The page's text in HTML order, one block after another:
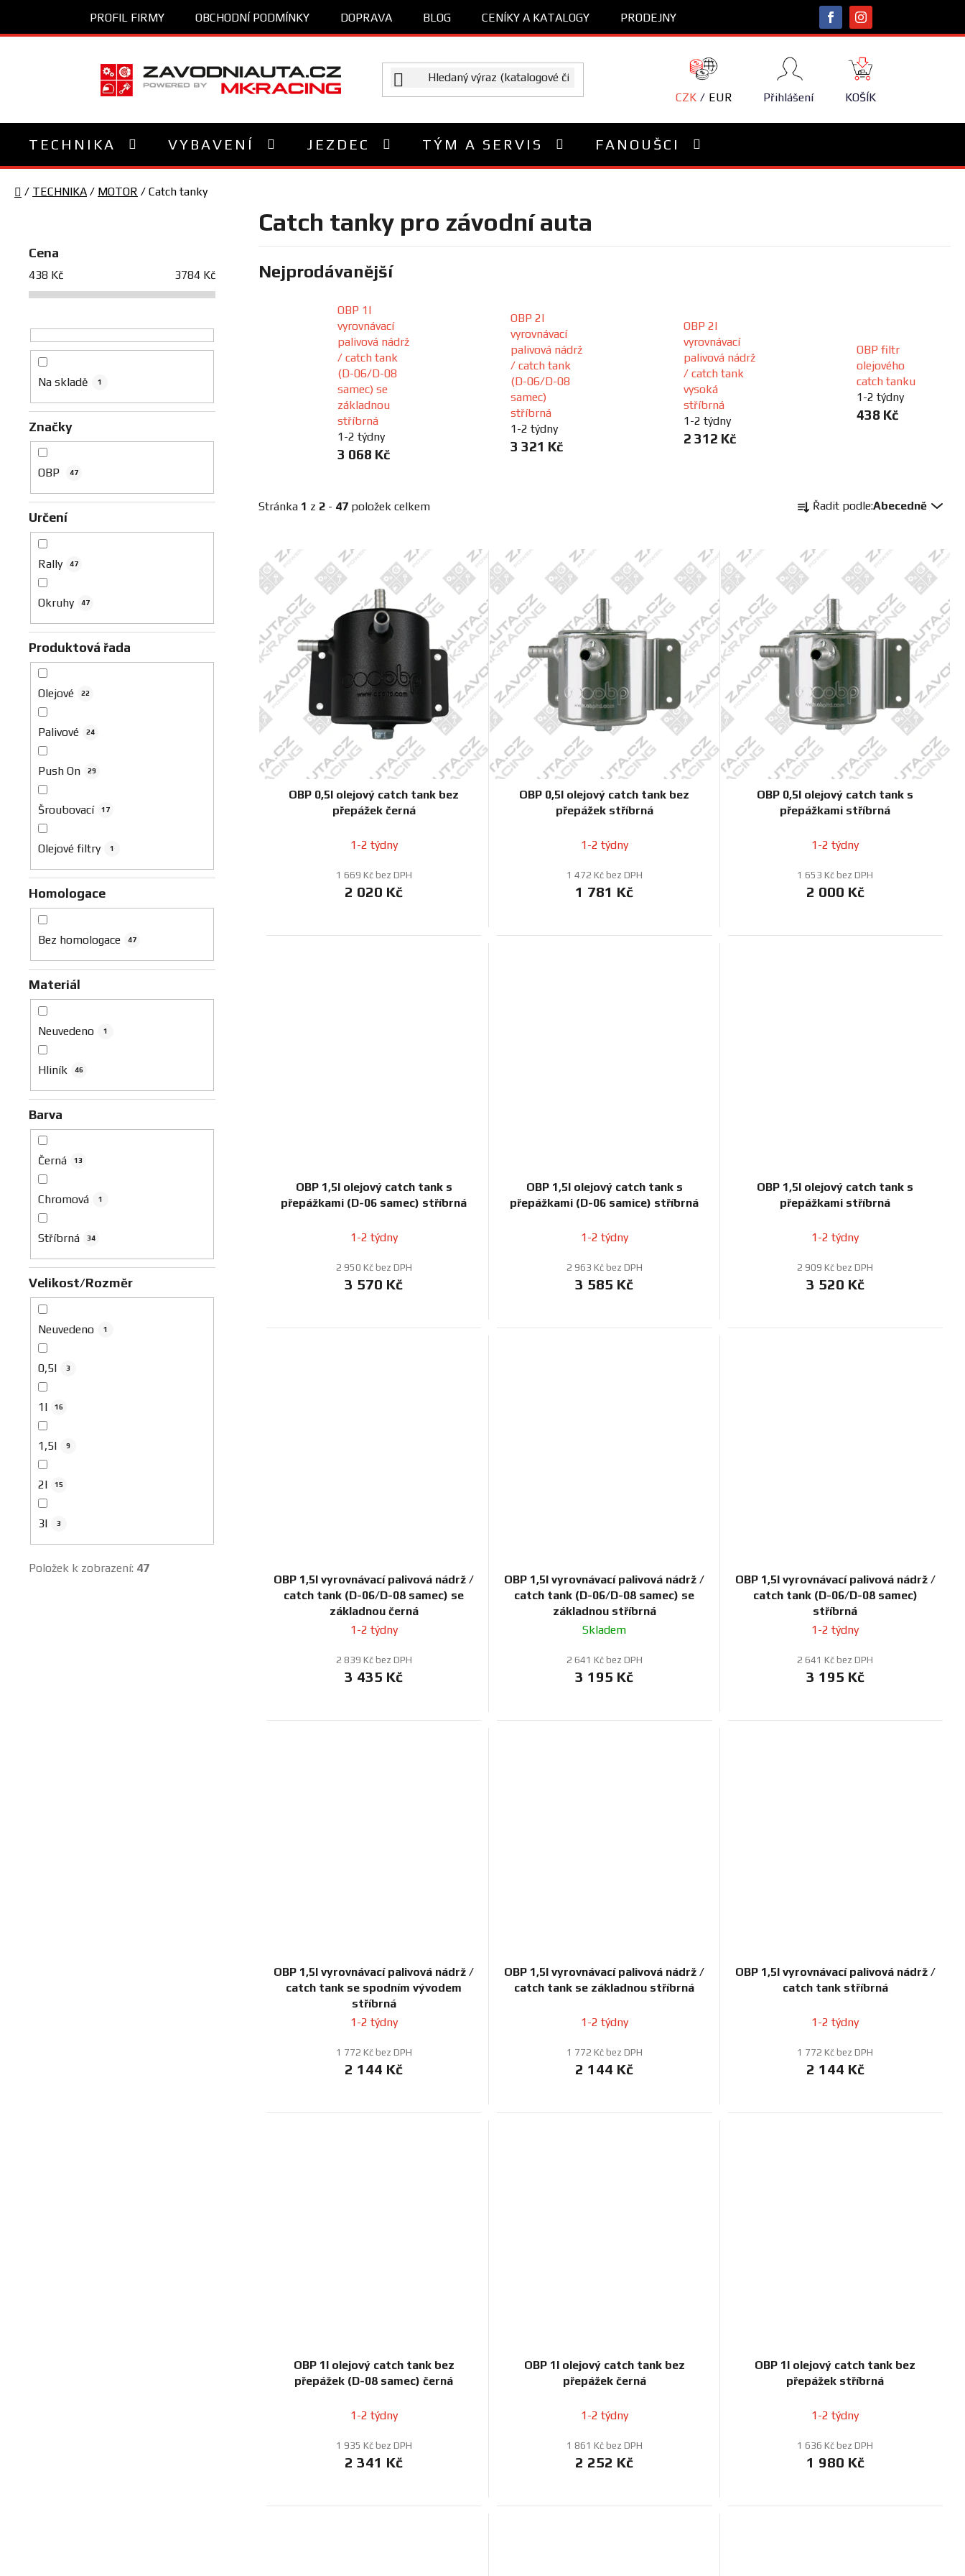
obsah
PROFIL FIRMY OBCHODNÍ PODMÍNKY DOPRAVA BLOG CENÍKY A KATALOGY PRODEJNY
CZK EUR Přihlášení
NÁKUPNÍ
KOŠÍK
KOŠÍK
TECHNIKA VYBAVENÍ JEZDEC TÝM A SERVIS FANOUŠCI
Domů
/ TECHNIKA / MOTOR / Catch tanky
Cena
438 Kč 3784 Kč
Na skladě 1
Značky
OBP 47
Určení
Rally 47
Okruhy 47
Produktová řada
Olejové 22
Palivové 24
Push On 29
Šroubovací 17
Olejové filtry 1
Homologace
Bez homologace 47
Materiál
Neuvedeno 1
Hliník 46
Barva
Černá 13
Chromová 1
Stříbrná 34
Velikost/Rozměr
Neuvedeno 1
0,5l 3
1l 16
1,5l 9
2l 15
3l 3
Položek k zobrazení: 47
Catch tanky pro závodní auta
Nejprodávanější
OBP 1l
vyrovnávací
palivová nádrž
/ catch tank
(D-06/D-08
samec) se
základnou
stříbrná
1-2 týdny
3 068 Kč
OBP 2l
vyrovnávací
palivová nádrž
/ catch tank
(D-06/D-08
samec)
stříbrná
1-2 týdny
3 321 Kč
OBP 2l
vyrovnávací
palivová nádrž
/ catch tank
vysoká
stříbrná
1-2 týdny
2 312 Kč
OBP filtr
olejového
catch tanku
1-2 týdny
438 Kč
Stránka 1 z 2 - 47 položek celkem
a
e
n
í
r
o
d
u
k
t
ů
Řadit podle:Abecedně
ý
p
s
p
r
d
u
k
t
ů
OBP 0,5l olejový catch tank bez
přepážek černá
1-2 týdny
1 669 Kč bez DPH
2 020 Kč
OBP 0,5l olejový catch tank bez
přepážek stříbrná
1-2 týdny
1 472 Kč bez DPH
1 781 Kč
OBP 0,5l olejový catch tank s
přepážkami stříbrná
1-2 týdny
1 653 Kč bez DPH
2 000 Kč
OBP 1,5l olejový catch tank s
přepážkami (D-06 samec) stříbrná
1-2 týdny
2 950 Kč bez DPH
3 570 Kč
OBP 1,5l olejový catch tank s
přepážkami (D-06 samice) stříbrná
1-2 týdny
2 963 Kč bez DPH
3 585 Kč
OBP 1,5l olejový catch tank s
přepážkami stříbrná
1-2 týdny
2 909 Kč bez DPH
3 520 Kč
OBP 1,5l vyrovnávací palivová nádrž /
catch tank (D-06/D-08 samec) se
základnou černá
1-2 týdny
2 839 Kč bez DPH
3 435 Kč
OBP 1,5l vyrovnávací palivová nádrž /
catch tank (D-06/D-08 samec) se
základnou stříbrná
Skladem
2 641 Kč bez DPH
3 195 Kč
OBP 1,5l vyrovnávací palivová nádrž /
catch tank (D-06/D-08 samec)
stříbrná
1-2 týdny
2 641 Kč bez DPH
3 195 Kč
OBP 1,5l vyrovnávací palivová nádrž /
catch tank se spodním vývodem
stříbrná
1-2 týdny
1 772 Kč bez DPH
2 144 Kč
OBP 1,5l vyrovnávací palivová nádrž /
catch tank se základnou stříbrná
1-2 týdny
1 772 Kč bez DPH
2 144 Kč
OBP 1,5l vyrovnávací palivová nádrž /
catch tank stříbrná
1-2 týdny
1 772 Kč bez DPH
2 144 Kč
OBP 1l olejový catch tank bez
přepážek (D-08 samec) černá
1-2 týdny
1 935 Kč bez DPH
2 341 Kč
OBP 1l olejový catch tank bez
přepážek černá
1-2 týdny
1 861 Kč bez DPH
2 252 Kč
OBP 1l olejový catch tank bez
přepážek stříbrná
1-2 týdny
1 636 Kč bez DPH
1 980 Kč